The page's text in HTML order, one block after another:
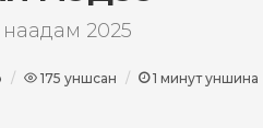
2025
175 уншсан 1 минут уншина